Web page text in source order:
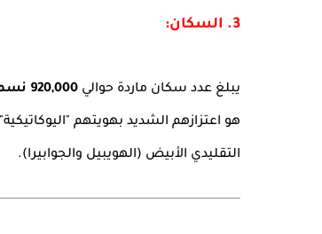
3. السكان:
يبلغ عدد سكان ماردة حوالي 920,000 نسمة
هو اعتزازهم الشديد بهويتهم
التقليدي الأبيض (الهويبيل والجوابيرا).